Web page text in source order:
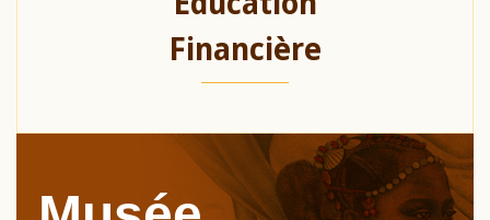
Financière